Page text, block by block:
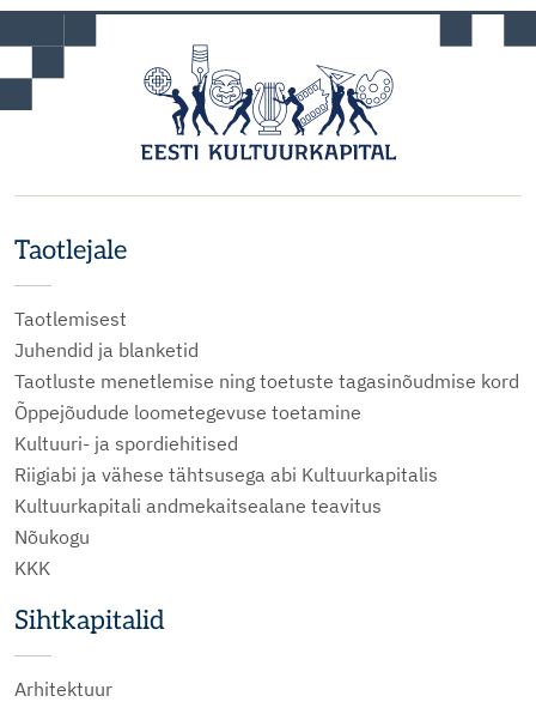
Taotlejale
Taotlemisest
Juhendid ja blanketid
Taotluste menetlemise ning toetuste tagasinõudmise kord
Õppejõudude loometegevuse toetamine
Kultuuri- ja spordiehitised
Riigiabi ja vähese tähtsusega abi Kultuurkapitalis
Kultuurkapitali andmekaitsealane teavitus
Nõukogu
KKK
Sihtkapitalid
Arhitektuur